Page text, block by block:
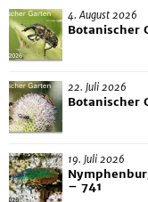
4. August 2026
Botanischer
22. Juli 2026
Botanischer
19. Juli 2026
– 741